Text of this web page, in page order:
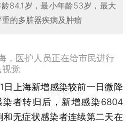
84.1岁，最小年龄53岁，最大
的多脏器疾病及肿瘤
，医护人员正在给市民进行
觉
日上海新增感染较前一日微降
染者转归后，新增感染6804
无症状感染者连续第二天在